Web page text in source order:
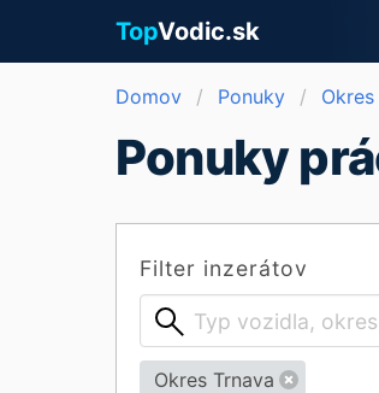
TopVodic.sk
Domov Ponuky
Ponuky
Filter inzerátov
Okres Trnava